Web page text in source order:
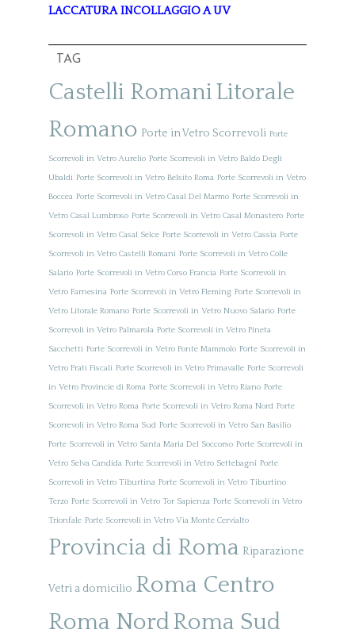
LACCATURA INCOLLAGGIO A UV
TAG
Castelli RomaniLitorale
Romano Porte in Vetro Scorrevoli Porte
Scorrevoli in Vetro Aurelio Porte Scorrevoli in Vetro Baldo Degli
Ubaldi Porte Scorrevoli in Vetro Belsito Roma Porte Scorrevoli in Vetro
Boccea Porte Scorrevoli in Vetro Casal Del Marmo Porte Scorrevoli in
Vetro Casal Lumbroso Porte Scorrevoli in Vetro Casal Monastero Porte
Scorrevoli in Vetro Casal Selce Porte Scorrevoli in Vetro Cassia Porte
Scorrevoli in Vetro Castelli Romani Porte Scorrevoli in Vetro Colle
Salario Porte Scorrevoli in Vetro Corso Francia Porte Scorrevoli in
Vetro Farnesina Porte Scorrevoli in Vetro Fleming Porte Scorrevoli in
Vetro Litorale Romano Porte Scorrevoli in Vetro Nuovo Salario Porte
Scorrevoli in Vetro Palmarola Porte Scorrevoli in Vetro Pineta
Sacchetti Porte Scorrevoli in Vetro Ponte Mammolo Porte Scorrevoli in
Vetro Prati Fiscali Porte Scorrevoli in Vetro Primavalle Porte Scorrevoli
in Vetro Provincie di Roma Porte Scorrevoli in Vetro Riano Porte
Scorrevoli in Vetro Roma Porte Scorrevoli in Vetro Roma Nord Porte
Scorrevoli in Vetro Roma Sud Porte Scorrevoli in Vetro San Basilio
Porte Scorrevoli in Vetro Santa Maria Del Soccorso Porte Scorrevoli in
Vetro Selva Candida Porte Scorrevoli in Vetro Settebagni Porte
Scorrevoli in Vetro Tiburtina Porte Scorrevoli in Vetro Tiburtino
Terzo Porte Scorrevoli in Vetro Tor Sapienza Porte Scorrevoli in Vetro
Trionfale Porte Scorrevoli in Vetro Via Monte Cervialto
Provincia di Roma Riparazione
Vetri a domicilio Roma Centro
Roma NordRoma Sud